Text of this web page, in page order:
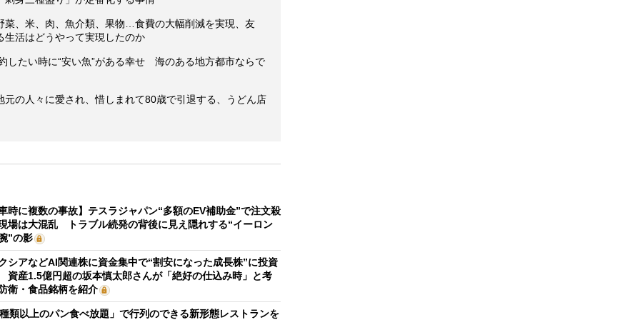
菜、米、肉、魚介類、果物…食費の大幅削減を実現、友
活はどうやって実現したのか
したい時に“安い魚”がある幸せ 海のある地方都市ならで
の人々に愛され、惜しまれて80歳で引退する、うどん店
時に複数の事故】テスラジャパン“多額のEV補助金”で注文殺
場は大混乱 トラブル続発の背後に見え隠れする“イーロン
”の影
シアなどAI関連株に資金集中で“割安になった成長株”に投資
産1.5億円超の坂本慎太郎さんが「絶好の仕込み時」と考
衛・食品銘柄を紹介
類以上のパン食べ放題」で行列のできる新形態レストランを